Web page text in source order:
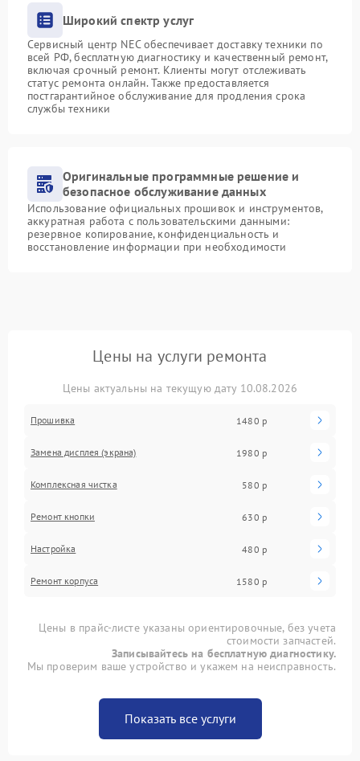
Широкий спектр услуг
Сервисный центр NEC обеспечивает доставку техники по
всей РФ, бесплатную диагностику и качественный ремонт,
включая срочный ремонт. Клиенты могут отслеживать
статус ремонта онлайн. Также предоставляется
постгарантийное обслуживание для продления срока
службы техники
Оригинальные программные решение и
безопасное обслуживание данных
Использование официальных прошивок и инструментов,
аккуратная работа с пользовательскими данными:
резервное копирование, конфиденциальность и
восстановление информации при необходимости
Цены на услуги ремонта
Цены актуальны на текущую дату 10.08.2026
Прошивка 1480 р
Замена дисплея (экрана) 1980 р
Комплексная чистка 580 р
Ремонт кнопки 630 р
Настройка 480 р
Ремонт корпуса 1580 р
Цены в прайс-листе указаны ориентировочные, без учета
стоимости запчастей.
Записывайтесь на бесплатную диагностику.
Мы проверим ваше устройство и укажем на неисправность.
Показать все услуги